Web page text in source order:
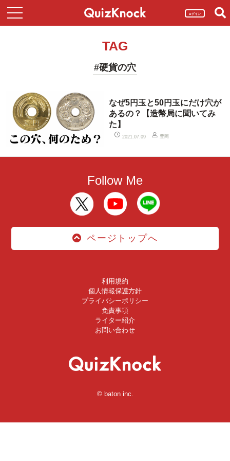
ログイン
TAG
#硬貨の穴
なぜ5円玉と50円玉にだけ穴が
あるの？【造幣局に聞いてみ
た】
2021.07.09 豊岡
Follow Me
ページトップへ
利用規約
個人情報保護方針
プライバシーポリシー
免責事項
ライター紹介
お問い合わせ
© baton inc.